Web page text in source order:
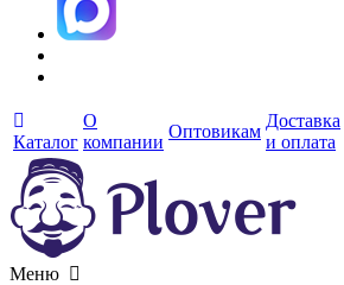
Каталог
О
компании
Оптовикам
Доставка
и оплата
Меню